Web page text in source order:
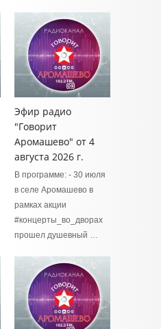
Эфир радио
"Говорит
Аромашево" от 4
августа 2026 г.
В программе: - 30 июля
в селе Аромашево в
рамках акции
#концерты_во_дворах
прошел душевный …